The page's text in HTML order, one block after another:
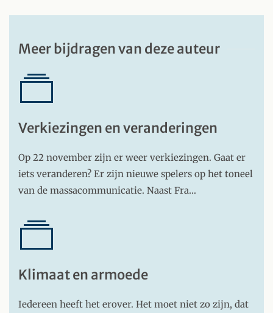
Meer bijdragen van deze auteur
Verkiezingen en veranderingen
Op 22 november zijn er weer verkiezingen. Gaat er
iets veranderen? Er zijn nieuwe spelers op het toneel
van de massacommunicatie. Naast Fra…
Klimaat en armoede
Iedereen heeft het erover. Het moet niet zo zijn, dat